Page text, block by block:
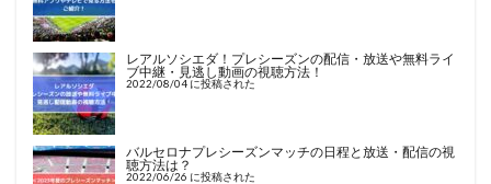
レアルソシエダ！プレシーズンの配信・放送や無料ライ
ブ中継・見逃し動画の視聴方法！
2022/08/04 に投稿された
バルセロナプレシーズンマッチの日程と放送・配信の視
聴方法は？
2022/06/26 に投稿された